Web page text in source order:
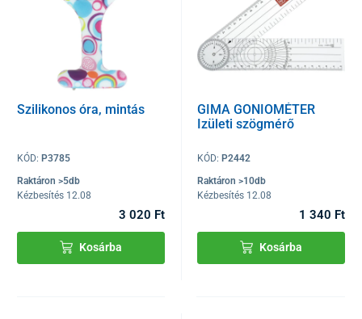
Szilikonos óra, mintás
KÓD: P3785
Raktáron >5db
Kézbesítés 12.08
3 020 Ft
Kosárba
GIMA GONIOMÉTER
Izületi szögmérő
KÓD: P2442
Raktáron >10db
Kézbesítés 12.08
1 340 Ft
Kosárba